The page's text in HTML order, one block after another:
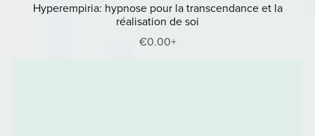
Hyperempiria: hypnose pour la transcendance et la
réalisation de soi
€0.00+